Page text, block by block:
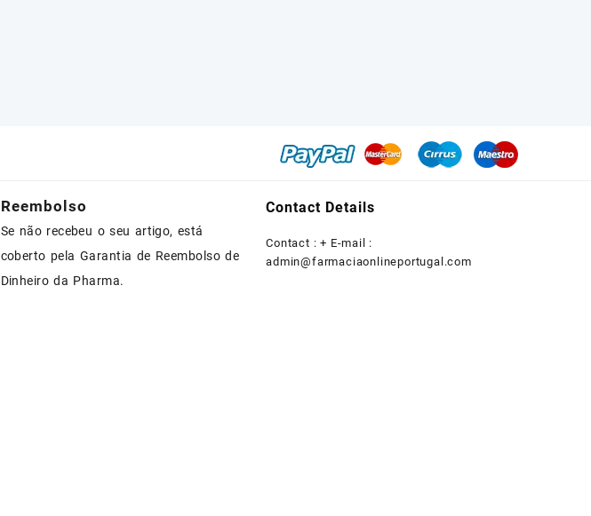
Reembolso
Se não recebeu o seu artigo, está
coberto pela Garantia de Reembolso de
Dinheiro da Pharma.
Contact Details
Contact : + E-mail :
admin@farmaciaonlineportugal.com